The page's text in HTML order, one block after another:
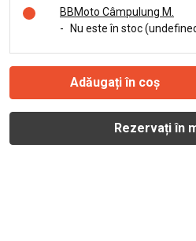
BBMoto Câmpulung M.
-
Nu este în stoc
Adăugați în coș
Rezervați în